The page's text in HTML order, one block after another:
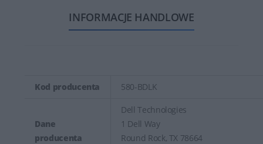
INFORMACJE HANDLOWE
Kod producenta 580-BDLK
Dane
producenta
Dell Technologies
1 Dell Way
Round Rock, TX 78664